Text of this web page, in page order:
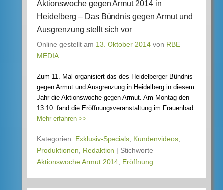
Aktionswoche gegen Armut 2014 in
Heidelberg – Das Bündnis gegen Armut und
Ausgrenzung stellt sich vor
Online gestellt am 13. Oktober 2014 von RBE
MEDIA
Zum 11. Mal organisiert das des Heidelberger Bündnis
gegen Armut und Ausgrenzung in Heidelberg in diesem
Jahr die Aktionswoche gegen Armut. Am Montag den
13.10. fand die Eröffnungsveranstaltung im Frauenbad
Mehr erfahren >>
Kategorien: Exklusiv-Specials Kundenvideos
Produktionen
Redaktion | Stichworte
Aktionswoche Armut 2014 Eröffnung